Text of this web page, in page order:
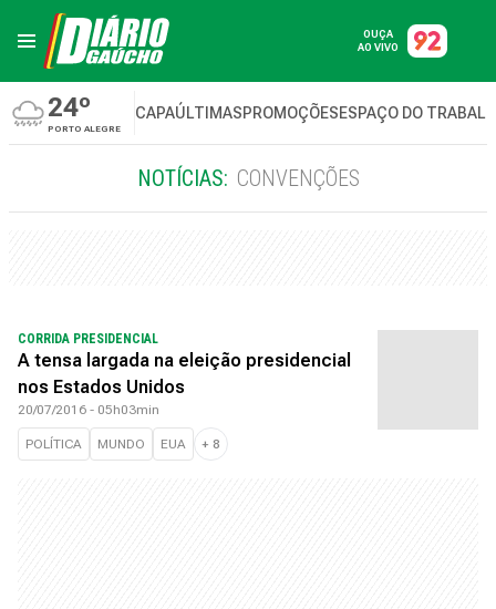
OUÇA
AO VIVO
24º
PORTO ALEGRE
CAPAÚLTIMASPROMOÇÕESESPAÇO DO
NOTÍCIAS: CONVENÇÕES
CORRIDA PRESIDENCIAL
A tensa largada na eleição presidencial
nos Estados Unidos
20/07/2016 - 05h03min
POLÍTICA MUNDO EUA + 8